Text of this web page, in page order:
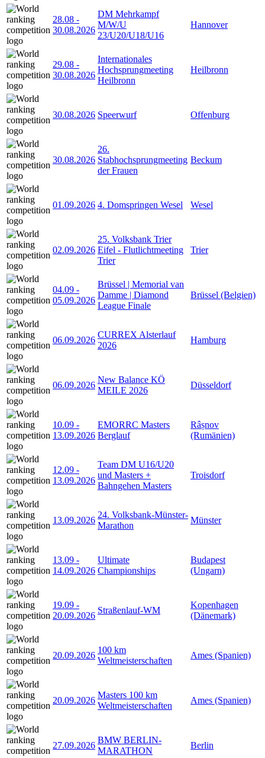
28.08 -
30.08.2026
DM Mehrkampf
M/W/U
23/U20/U18/U16
Hannover
29.08 -
30.08.2026
Internationales
Hochsprungmeeting
Heilbronn
Heilbronn
30.08.2026 Speerwurf Offenburg
30.08.2026
26.
Stabhochsprungmeeting
der Frauen
Beckum
01.09.2026 4. Domspringen Wesel Wesel
02.09.2026
25. Volksbank Trier
Eifel - Flutlichtmeeting
Trier
Trier
04.09 -
05.09.2026
Brüssel | Memorial van
Damme | Diamond
League Finale
Brüssel (Belgien)
06.09.2026
CURREX Alsterlauf
2026
Hamburg
06.09.2026
New Balance KÖ
MEILE 2026
Düsseldorf
10.09 -
13.09.2026
EMORRC Masters
Berglauf
Râșnov
(Rumänien)
12.09 -
13.09.2026
Team DM U16/U20
und Masters +
Bahngehen Masters
Troisdorf
13.09.2026
24. Volksbank-Münster-
Marathon
Münster
13.09 -
14.09.2026
Ultimate
Championships
Budapest
(Ungarn)
19.09 -
20.09.2026
Straßenlauf-WM
Kopenhagen
(Dänemark)
20.09.2026
100 km
Weltmeisterschaften
Ames (Spanien)
20.09.2026
Masters 100 km
Weltmeisterschaften
Ames (Spanien)
27.09.2026
BMW BERLIN-
MARATHON
Berlin